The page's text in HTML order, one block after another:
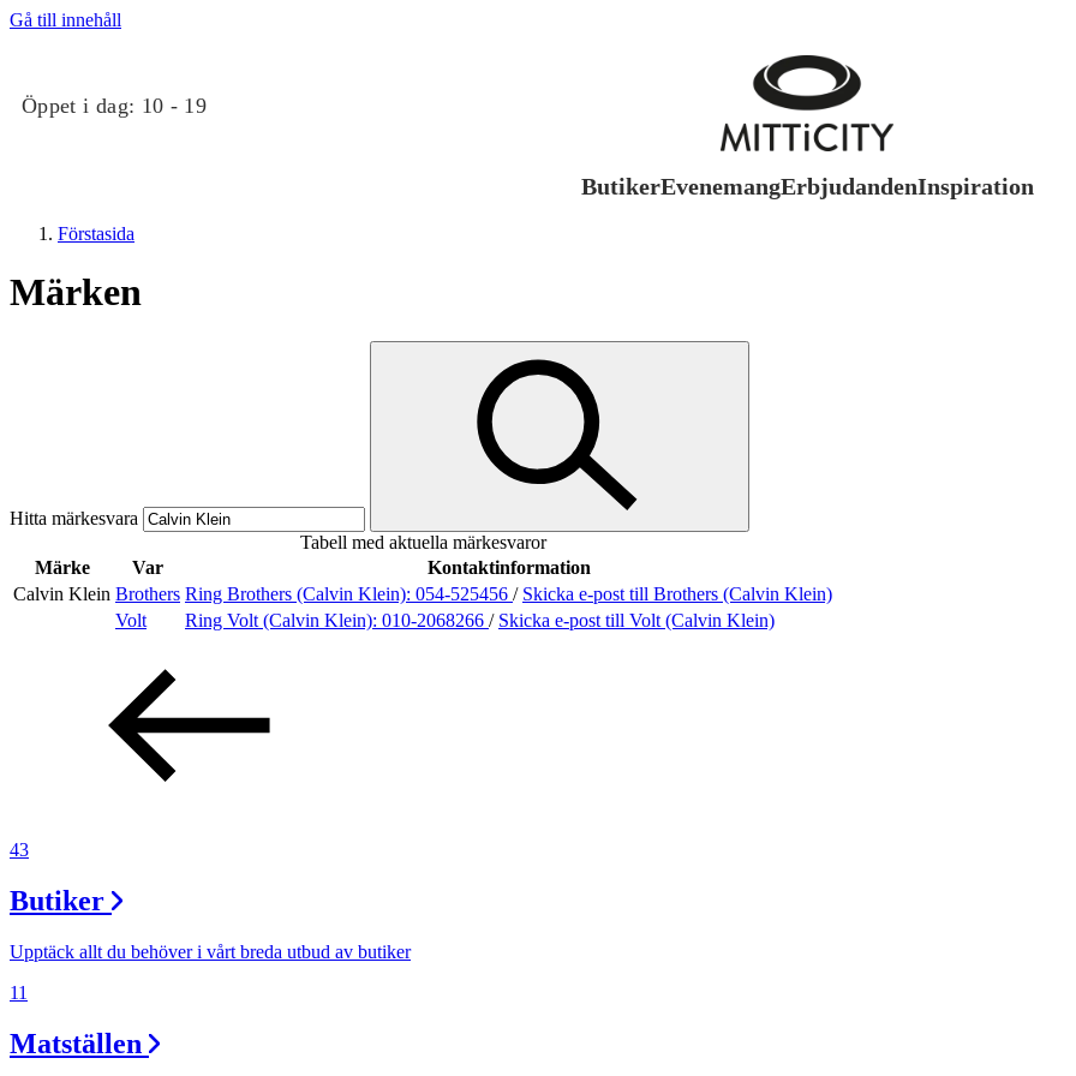
Gå till innehåll
Öppet i dag: 10 - 19
ButikerEvenemangErbjudandenInspiration
Evenemang
Erbjudanden
Inspiration
Sök
Praktisk information
Lediga jobb
Presentkort
Förstasida
Märken
Hitta märkesvara
Tabell med aktuella märkesvaror
Märke
Var
Kontaktinformation
Calvin Klein Brothers Ring Brothers (Calvin Klein): 054-525456 / Skicka e-post till Brothers (Calvin Klein)
Volt
Ring Volt (Calvin Klein): 010-2068266 / Skicka e-post till Volt (Calvin Klein)
43
Butiker
Upptäck allt du behöver i vårt breda utbud av butiker
11
Matställen